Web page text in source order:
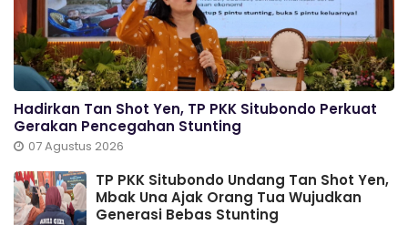
Hadirkan Tan Shot Yen, TP PKK Situbondo Perkuat
Gerakan Pencegahan Stunting
07 Agustus 2026
TP PKK Situbondo Undang Tan Shot Yen,
Mbak Una Ajak Orang Tua Wujudkan
Generasi Bebas Stunting